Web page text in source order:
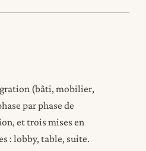
(bâti, mobilier,
par phase de
et trois mises en
: lobby, table, suite.